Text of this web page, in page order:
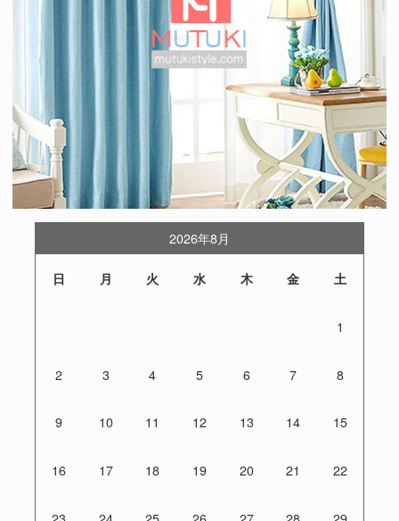
2026年8月
日 月 火 水 木 金 土
1
2 3 4 5 6 7 8
9 10 11 12 13 14 15
16 17 18 19 20 21 22